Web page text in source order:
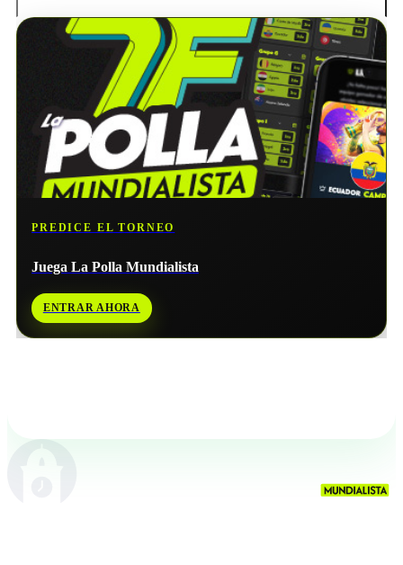
PREDICE EL TORNEO
Juega La Polla Mundialista
ENTRAR AHORA